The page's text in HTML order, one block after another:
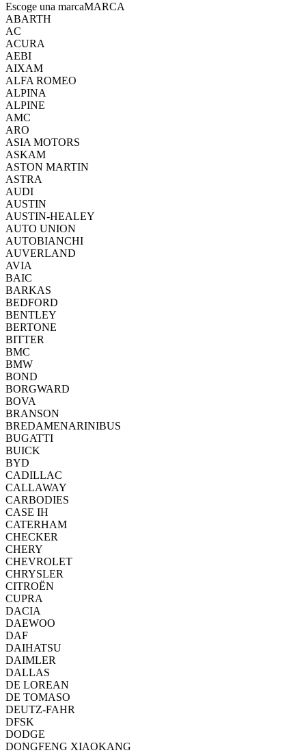
Escoge una marcaMARCA
ABARTH
AC
ACURA
AEBI
AIXAM
ALFA ROMEO
ALPINA
ALPINE
AMC
ARO
ASIA MOTORS
ASKAM
ASTON MARTIN
ASTRA
AUDI
AUSTIN
AUSTIN-HEALEY
AUTO UNION
AUTOBIANCHI
AUVERLAND
AVIA
BAIC
BARKAS
BEDFORD
BENTLEY
BERTONE
BITTER
BMC
BMW
BOND
BORGWARD
BOVA
BRANSON
BREDAMENARINIBUS
BUGATTI
BUICK
BYD
CADILLAC
CALLAWAY
CARBODIES
CASE IH
CATERHAM
CHECKER
CHERY
CHEVROLET
CHRYSLER
CITROËN
CUPRA
DACIA
DAEWOO
DAF
DAIHATSU
DAIMLER
DALLAS
DE LOREAN
DE TOMASO
DEUTZ-FAHR
DFSK
DODGE
DONGFENG XIAOKANG